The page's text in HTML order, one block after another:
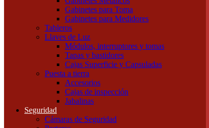
Gabinetes para Toma
Gabinetes para Medidores
Tableros
Llaves de Luz
Módulos, interruptores y tomas
Tapas y bastidores
Cajas Superficie y Capsuladas
Puesta a tierra
Accesorios
Cajas de inspección
Jabalinas
Seguridad
Cámaras de Seguridad
Caños Metálicos
Caños Plásticos
Cajas de Embutir y Accesorios
Accesorios Metálicos para caños
Accesorios de PVC para caños
Precintos
Componentes para Tableros
Borneras y Accesorios
Barras y Portabarras
Gabinetes